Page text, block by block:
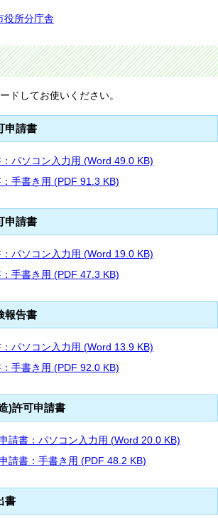
役所分庁舎
ドしてお使いください。
申請書
パソコン入力用 (Word 49.0 KB)
手書き用 (PDF 91.3 KB)
申請書
パソコン入力用 (Word 19.0 KB)
手書き用 (PDF 47.3 KB)
報告書
パソコン入力用 (Word 13.9 KB)
手書き用 (PDF 92.0 KB)
)許可申請書
請書：パソコン入力用 (Word 20.0 KB)
請書：手書き用 (PDF 48.2 KB)
書